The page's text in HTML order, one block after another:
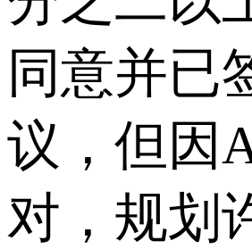
同意并已
议，但因
对，规划